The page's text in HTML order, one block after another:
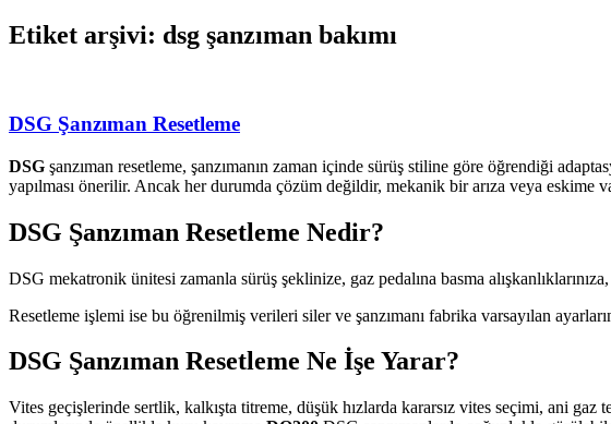
Etiket arşivi: dsg şanzıman bakımı
DSG Şanzıman Resetleme
DSG şanzıman resetleme, şanzımanın zaman içinde sürüş stiline göre öğrendiği
yapılması önerilir. Ancak her durumda çözüm değildir, mekanik bir arıza veya eskime
DSG Şanzıman Resetleme Nedir?
DSG mekatronik ünitesi zamanla sürüş şeklinize, gaz pedalına basma
Resetleme işlemi ise bu öğrenilmiş verileri siler ve şanzımanı fabrika varsayılan
DSG Şanzıman Resetleme Ne İşe Yarar?
Vites geçişlerinde sertlik, kalkışta titreme, düşük hızlarda kararsız vites seçimi, ani